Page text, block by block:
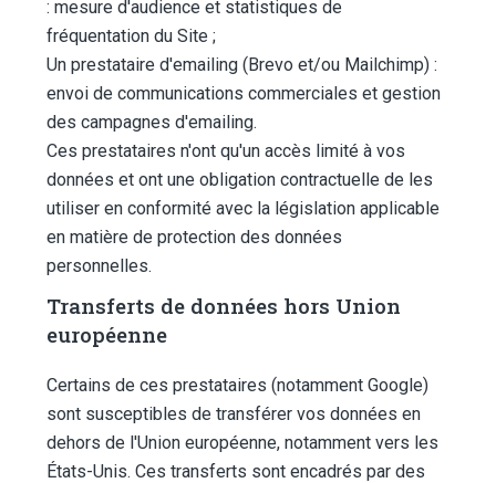
: mesure d'audience et statistiques de
fréquentation du Site ;
Un prestataire d'emailing (Brevo et/ou Mailchimp) :
envoi de communications commerciales et gestion
des campagnes d'emailing.
Ces prestataires n'ont qu'un accès limité à vos
données et ont une obligation contractuelle de les
utiliser en conformité avec la législation applicable
en matière de protection des données
personnelles.
Transferts de données hors Union
européenne
Certains de ces prestataires (notamment Google)
sont susceptibles de transférer vos données en
dehors de l'Union européenne, notamment vers les
États-Unis. Ces transferts sont encadrés par des